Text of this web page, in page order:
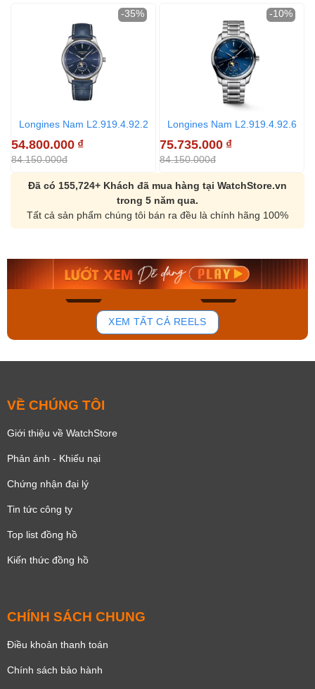
Longines Nam L2.919.4.92.2
54.800.000 ₫
84.150.000đ
-35%
Longines Nam L2.919.4.92.6
75.735.000 ₫
84.150.000đ
-10%
Đã có 155,724+ Khách đã mua hàng tại WatchStore.vn
trong 5 năm qua.
Tất cả sản phẩm chúng tôi bán ra đều là chính hãng 100%
133
Orient Nam RA-
Mua ngay
Casio Nam MTS-
Mua ngay
XEM TẤT CẢ REELS
VỀ CHÚNG TÔI
Giới thiệu về WatchStore
Phản ánh - Khiếu nại
Chứng nhận đại lý
Tin tức công ty
Top list đồng hồ
Kiến thức đồng hồ
CHÍNH SÁCH CHUNG
Điều khoản thanh toán
Chính sách bảo hành